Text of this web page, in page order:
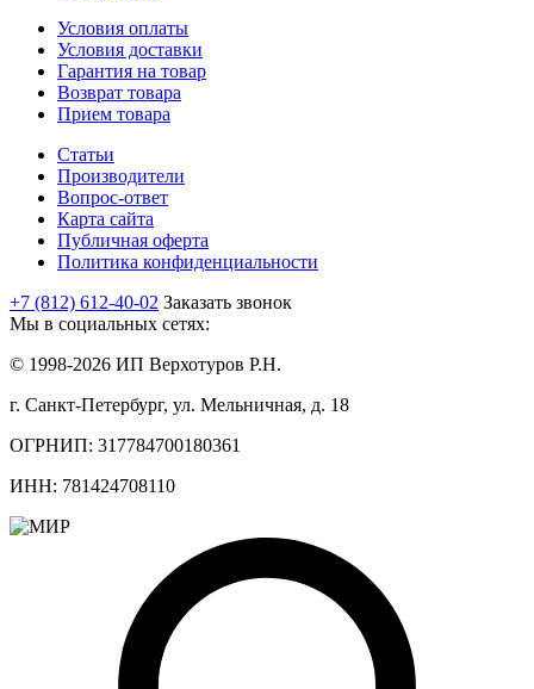
Условия оплаты
Условия доставки
Гарантия на товар
Возврат товара
Прием товара
Статьи
Производители
Вопрос-ответ
Карта сайта
Публичная оферта
Политика конфиденциальности
+7 (812) 612-40-02 Заказать звонок
Мы в социальных сетях:
© 1998-2026 ИП Верхотуров Р.Н.
г. Санкт-Петербург, ул. Мельничная, д. 18
ОГРНИП: 317784700180361
ИНН: 781424708110